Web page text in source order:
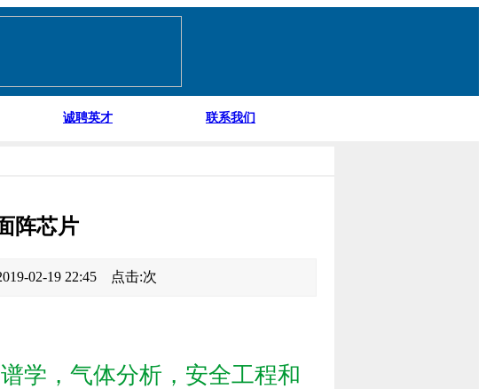
诚聘英才 联系我们
阵芯片
02-19 22:45 点击:次
学，气体分析，安全工程和